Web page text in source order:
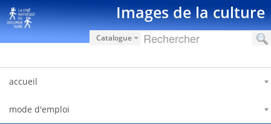
Skip to Content Images de la culture
Catalogue
accueil
mode d'emploi